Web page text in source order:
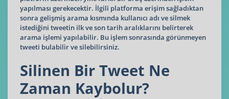
yapılması gerekecektir. İlgili platforma erişim sağladıktan
sonra gelişmiş arama kısmında kullanıcı adı ve silmek
istediğini tweetin ilk ve son tarih aralıklarını belirterek
arama işlemi yapılabilir. Bu işlem sonrasında görünmeyen
tweeti bulabilir ve silebilirsiniz.
Silinen Bir Tweet Ne
Zaman Kaybolur?